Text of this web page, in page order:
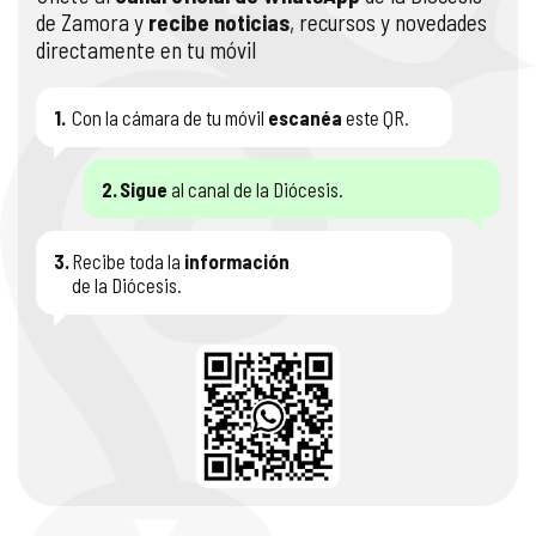
de Zamora y recibe noticias, recursos y novedades
directamente en tu móvil
1. Con la cámara de tu móvil escanéa este QR.
2. Sigue al canal de la Diócesis.
3. Recibe toda la información
de la Diócesis.